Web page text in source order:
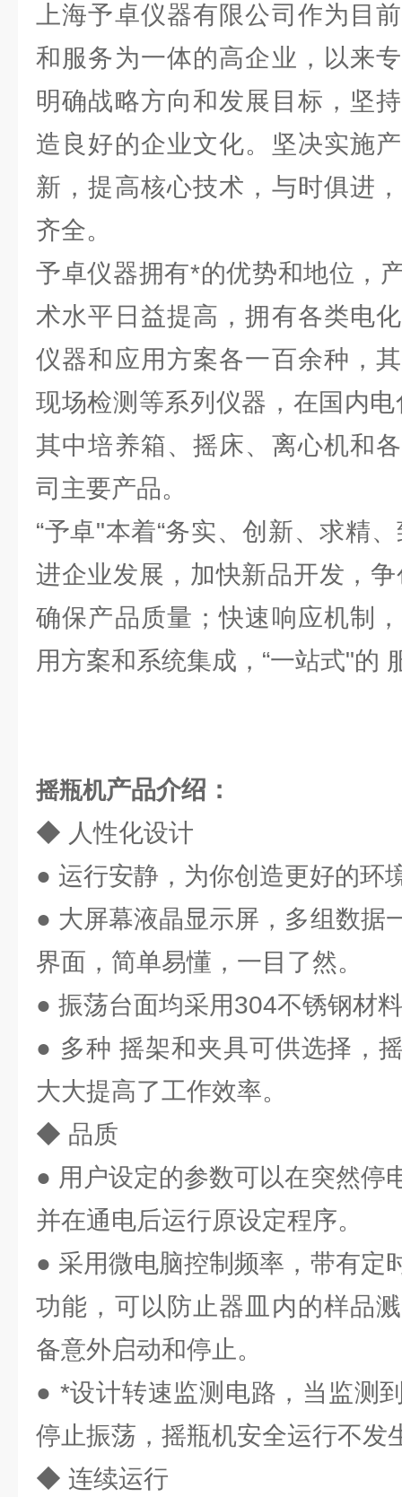
上海予卓仪器有限公司作为目
和服务为一体的高企业，以来
明确战略方向和发展目标，坚
造良好的企业文化。坚决实施
新，提高核心技术，与时俱进
齐全。
予卓仪器拥有*的优势和地位，
术水平日益提高，拥有各类电
仪器和应用方案各一百余种，
现场检测等系列仪器，在国内
其中培养箱、摇床、离心机和
司主要产品。
“予卓"本着“务实、创新、求精
进企业发展，加快新品开发，
确保产品质量；快速响应机制
用方案和系统集成，“一站式"的
摇瓶机产品介绍：
◆ 人性化设计
● 运行安静，为你创造更好的环
● 大屏幕液晶显示屏，多组数据
界面，简单易懂，一目了然。
● 振荡台面均采用304不锈钢材
● 多种 摇架和夹具可供选择，
大大提高了工作效率。
◆ 品质
● 用户设定的参数可以在突然停
并在通电后运行原设定程序。
● 采用微电脑控制频率，带有定
功能，可以防止器皿内的样品
备意外启动和停止。
● *设计转速监测电路，当监测
停止振荡，摇瓶机安全运行不发
◆ 连续运行